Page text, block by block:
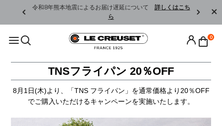
令和8年熊本地震によるお届け遅延について 詳しくはこち
ら
0
TNSフライパン 20％OFF
8月1日(木)より、「TNS フライパン」を通常価格より20％OFF
でご購入いただけるキャンペーンを実施いたします。